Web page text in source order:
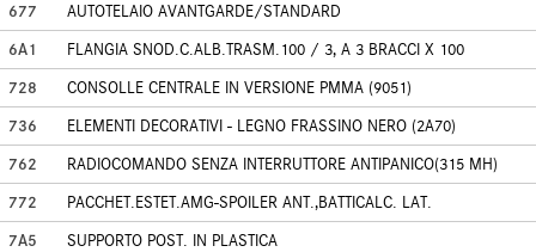
677
AUTOTELAIO AVANTGARDE/STANDARD
6A1
FLANGIA SNOD.C.ALB.TRASM.100 / 3, A 3 BRACCI X 100
728
CONSOLLE CENTRALE IN VERSIONE PMMA (9051)
736
ELEMENTI DECORATIVI - LEGNO FRASSINO NERO (2A70)
762
RADIOCOMANDO SENZA INTERRUTTORE ANTIPANICO(315 MH)
772
PACCHET.ESTET.AMG-SPOILER ANT.,BATTICALC. LAT.
7A5
SUPPORTO POST. IN PLASTICA